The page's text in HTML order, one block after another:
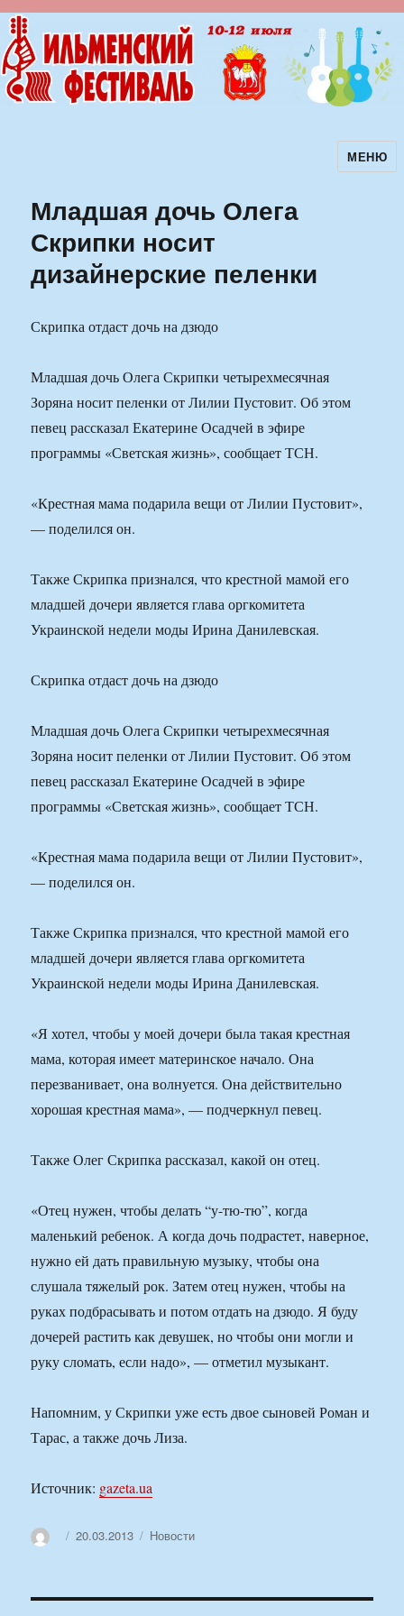
Ильменский фестиваль авторскойМЕНЮ
Младшая дочь Олега
Скрипки носит
дизайнерские пеленки
Скрипка отдаст дочь на дзюдо
Младшая дочь Олега Скрипки четырехмесячная
Зоряна носит пеленки от Лилии Пустовит. Об этом
певец рассказал Екатерине Осадчей в эфире
программы «Светская жизнь», сообщает ТСН.
«Крестная мама подарила вещи от Лилии Пустовит»,
— поделился он.
Также Скрипка признался, что крестной мамой его
младшей дочери является глава оргкомитета
Украинской недели моды Ирина Данилевская.
Скрипка отдаст дочь на дзюдо
Младшая дочь Олега Скрипки четырехмесячная
Зоряна носит пеленки от Лилии Пустовит. Об этом
певец рассказал Екатерине Осадчей в эфире
программы «Светская жизнь», сообщает ТСН.
«Крестная мама подарила вещи от Лилии Пустовит»,
— поделился он.
Также Скрипка признался, что крестной мамой его
младшей дочери является глава оргкомитета
Украинской недели моды Ирина Данилевская.
«Я хотел, чтобы у моей дочери была такая крестная
мама, которая имеет материнское начало. Она
перезванивает, она волнуется. Она действительно
хорошая крестная мама», — подчеркнул певец.
Также Олег Скрипка рассказал, какой он отец.
«Отец нужен, чтобы делать “у-тю-тю”, когда
маленький ребенок. А когда дочь подрастет, наверное,
нужно ей дать правильную музыку, чтобы она
слушала тяжелый рок. Затем отец нужен, чтобы на
руках подбрасывать и потом отдать на дзюдо. Я буду
дочерей растить как девушек, но чтобы они могли и
руку сломать, если надо», — отметил музыкант.
Напомним, у Скрипки уже есть двое сыновей Роман и
Тарас, а также дочь Лиза.
Источник: gazeta.ua
АвторОпубликовано
20.03.2013 Рубрики
Новости